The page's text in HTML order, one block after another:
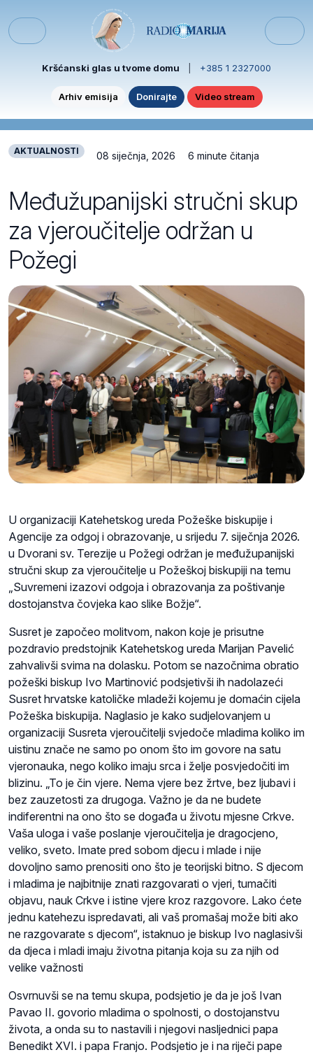
Menu
Kršćanski glas u tvome domu +385 1 2327000
Arhiv emisija Donirajte Video stream
AKTUALNOSTI 08 siječnja, 2026 6 minute čitanja
Međužupanijski stručni skup
za vjeroučitelje održan u
Požegi
U organizaciji Katehetskog ureda Požeške biskupije i
Agencije za odgoj i obrazovanje, u srijedu 7. siječnja 2026.
u Dvorani sv. Terezije u Požegi održan je međužupanijski
stručni skup za vjeroučitelje u Požeškoj biskupiji na temu
„Suvremeni izazovi odgoja i obrazovanja za poštivanje
dostojanstva čovjeka kao slike Božje“.
Susret je započeo molitvom, nakon koje je prisutne
pozdravio predstojnik Katehetskog ureda Marijan Pavelić
zahvalivši svima na dolasku. Potom se nazočnima obratio
požeški biskup Ivo Martinović podsjetivši ih nadolazeći
Susret hrvatske katoličke mladeži kojemu je domaćin cijela
Požeška biskupija. Naglasio je kako sudjelovanjem u
organizaciji Susreta vjeroučitelji svjedoče mladima koliko im
uistinu znače ne samo po onom što im govore na satu
vjeronauka, nego koliko imaju srca i želje posvjedočiti im
blizinu. „To je čin vjere. Nema vjere bez žrtve, bez ljubavi i
bez zauzetosti za drugoga. Važno je da ne budete
indiferentni na ono što se događa u životu mjesne Crkve.
Vaša uloga i vaše poslanje vjeroučitelja je dragocjeno,
veliko, sveto. Imate pred sobom djecu i mlade i nije
dovoljno samo prenositi ono što je teorijski bitno. S djecom
i mladima je najbitnije znati razgovarati o vjeri, tumačiti
objavu, nauk Crkve i istine vjere kroz razgovore. Lako ćete
jednu katehezu ispredavati, ali vaš promašaj može biti ako
ne razgovarate s djecom“, istaknuo je biskup Ivo naglasivši
da djeca i mladi imaju životna pitanja koja su za njih od
velike važnosti
Osvrnuvši se na temu skupa, podsjetio je da je još Ivan
Pavao II. govorio mladima o spolnosti, o dostojanstvu
života, a onda su to nastavili i njegovi nasljednici papa
Benedikt XVI. i papa Franjo. Podsjetio je i na riječi pape